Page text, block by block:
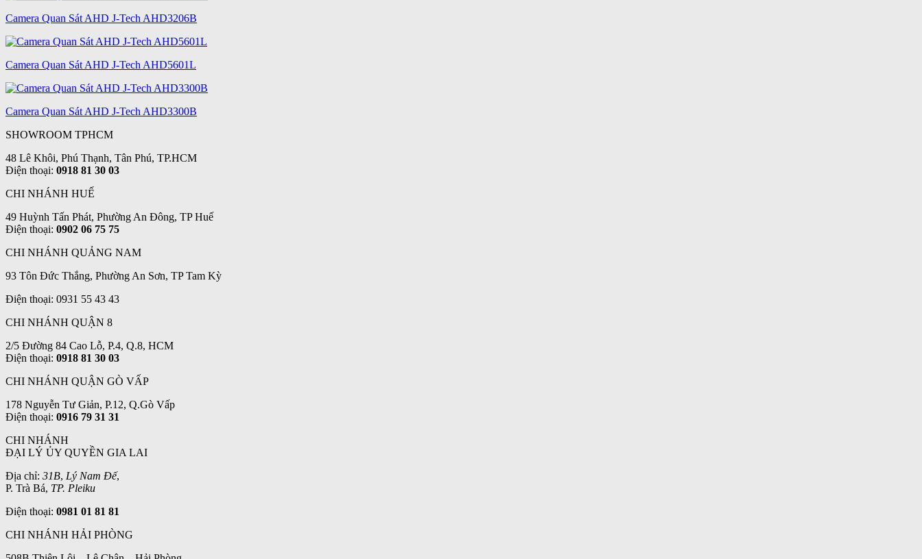
Camera Quan Sát AHD J-Tech AHD3206B
Camera Quan Sát AHD J-Tech AHD5601L
Camera Quan Sát AHD J-Tech AHD3300B
SHOWROOM TPHCM
48 Lê Khôi, Phú Thạnh, Tân Phú, TP.HCM
Điện thoại: 0918 81 30 03
CHI NHÁNH HUẾ
49 Huỳnh Tấn Phát, Phường An Đông, TP Huế
Điện thoại: 0902 06 75 75
CHI NHÁNH QUẢNG NAM
93 Tôn Đức Thắng, Phường An Sơn, TP Tam Kỳ
Điện thoại: 0931 55 43 43
CHI NHÁNH QUẬN 8
2/5 Đường 84 Cao Lỗ, P.4, Q.8, HCM
Điện thoại: 0918 81 30 03
CHI NHÁNH QUẬN GÒ VẤP
178 Nguyễn Tư Giản, P.12, Q.Gò Vấp
Điện thoại: 0916 79 31 31
CHI NHÁNH
ĐẠI LÝ ỦY QUYỀN GIA LAI
Địa chỉ: 31B, Lý Nam Đế,
P. Trà Bá, TP. Pleiku
Điện thoại: 0981 01 81 81
CHI NHÁNH HẢI PHÒNG